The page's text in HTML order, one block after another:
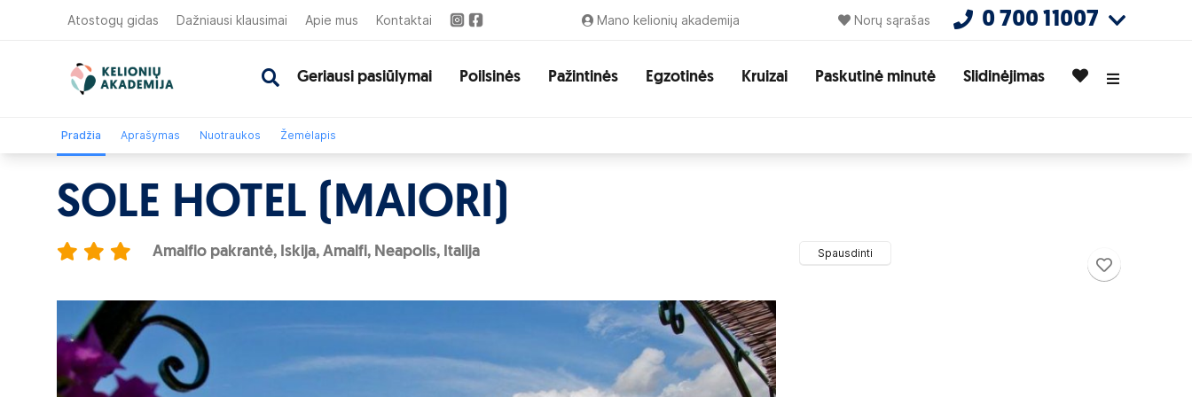
Atostogų gidas Dažniausi klausimai Apie mus Kontaktai Mano kelionių akademija Norų sąrašas 0 700 11007
Geriausi pasiūlymai Poilsinės Pažintinės Egzotinės Kruizai Paskutinė minutė Slidinėjimas
Pradžia Aprašymas Nuotraukos Žemėlapis
SOLE HOTEL (MAIORI)
Spausdinti
Amalfio pakrantė, Iskija, Amalfi, Neapolis, Italija